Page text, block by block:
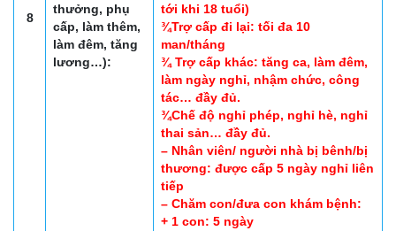
8
thưởng, phụ
cấp, làm thêm,
làm đêm, tăng
lương…):
tới khi 18 tuổi)
¾Trợ cấp đi lại: tối đa 10
man/tháng
¾ Trợ cấp khác: tăng ca, làm đêm,
làm ngày nghỉ, nhậm chức, công
tác… đầy đủ.
¾Chế độ nghỉ phép, nghỉ hè, nghỉ
thai sản… đầy đủ.
– Nhân viên/ người nhà bị bênh/bị
thương: được cấp 5 ngày nghỉ liên
tiếp
– Chăm con/đưa con khám bệnh:
+ 1 con: 5 ngày